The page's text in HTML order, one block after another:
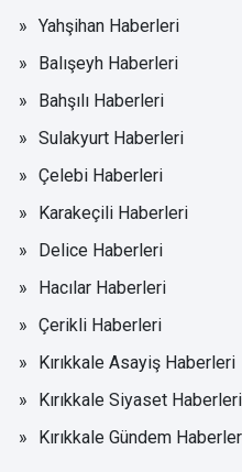
Yahşihan Haberleri
Balışeyh Haberleri
Bahşılı Haberleri
Sulakyurt Haberleri
Çelebi Haberleri
Karakeçili Haberleri
Delice Haberleri
Hacılar Haberleri
Çerikli Haberleri
Kırıkkale Asayiş Haberleri
Kırıkkale Siyaset Haberleri
Kırıkkale Gündem